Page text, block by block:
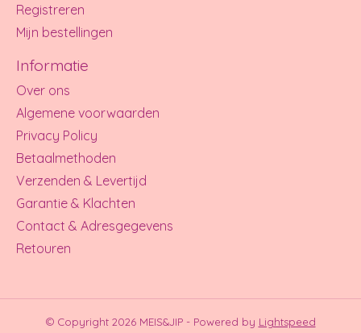
Registreren
Mijn bestellingen
Informatie
Over ons
Algemene voorwaarden
Privacy Policy
Betaalmethoden
Verzenden & Levertijd
Garantie & Klachten
Contact & Adresgegevens
Retouren
© Copyright 2026 MEIS&JIP - Powered by Lightspeed